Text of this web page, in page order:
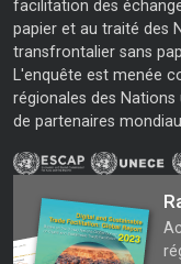
facilitation des
papier et au traité des
transfrontalier sans
L'enquête est menée
régionales des Nations
de partenaires